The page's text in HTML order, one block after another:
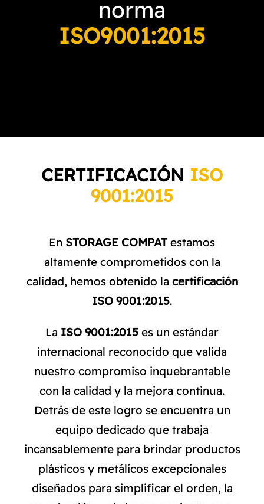
norma
ISO9001:2015
CERTIFICACIÓN ISO
9001:2015
En STORAGE COMPAT estamos
altamente comprometidos con la
calidad, hemos obtenido la certificación
ISO 9001:2015.
La ISO 9001:2015 es un estándar
internacional reconocido que valida
nuestro compromiso inquebrantable
con la calidad y la mejora continua.
Detrás de este logro se encuentra un
equipo dedicado que trabaja
incansablemente para brindar productos
plásticos y metálicos excepcionales
diseñados para simplificar el orden, la